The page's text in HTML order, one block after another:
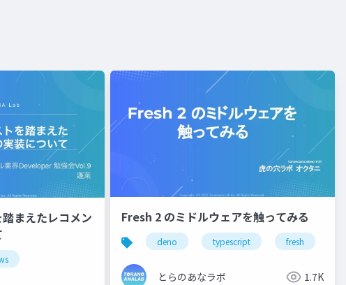
まえたレコメン
Fresh 2 のミドルウェアを触ってみる
deno typescript fresh
とらのあなラボ 1.7K